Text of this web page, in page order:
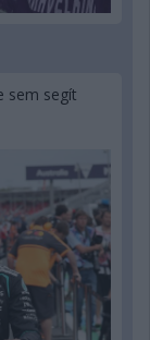
sem segít